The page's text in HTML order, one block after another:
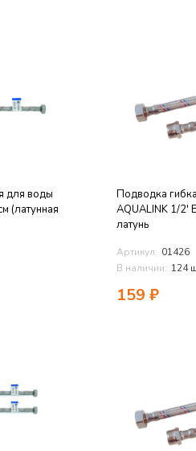
для воды
(латунная
Подводка
AQUALINK 1/2'
латунь
Артикул: 01426
В наличии: 124
159 ₽